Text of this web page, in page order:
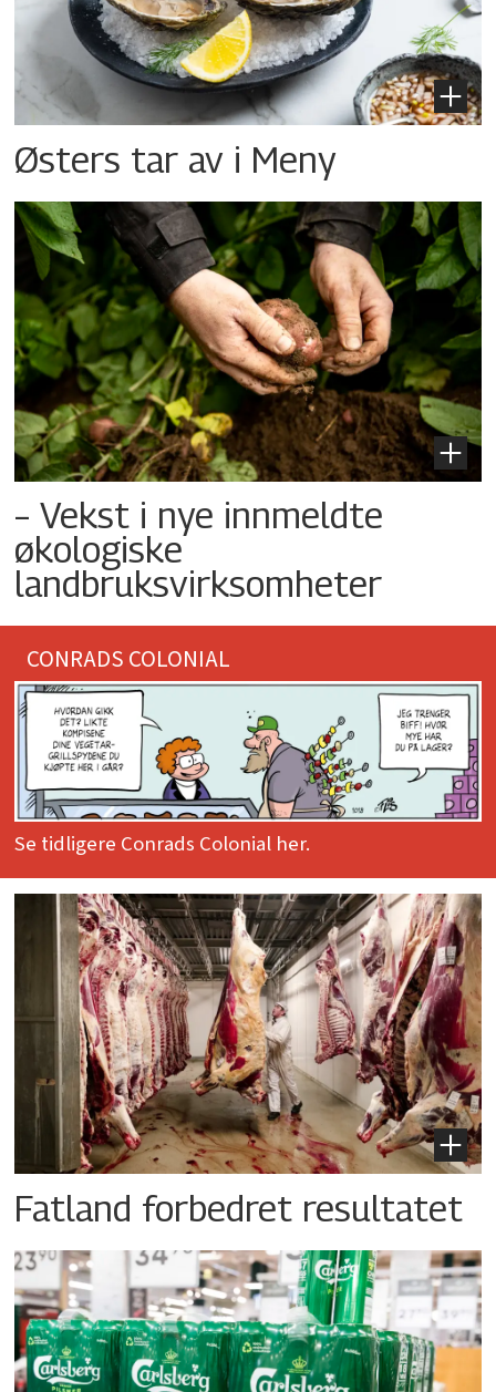
Østers tar av i Meny
– Vekst i nye innmeldte
økologiske
landbruksvirksomheter
CONRADS COLONIAL
Se tidligere Conrads Colonial her.
Fatland forbedret resultatet